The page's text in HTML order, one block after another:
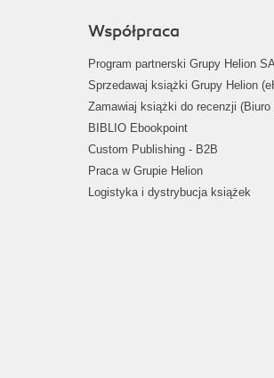
Współpraca
Program partnerski Grupy Helion
Sprzedawaj książki Grupy Helion
Zamawiaj książki do recenzji (Biuro
BIBLIO Ebookpoint
Custom Publishing - B2B
Praca w Grupie Helion
Logistyka i dystrybucja książek